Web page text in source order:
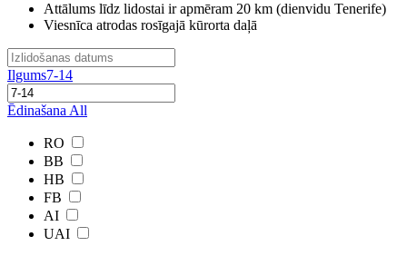
Attālums līdz lidostai ir apmēram 20 km (dienvidu Tenerife)
Viesnīca atrodas rosīgajā kūrorta daļā
Ilgums7-14
Ēdinašana All
RO
BB
HB
FB
AI
UAI